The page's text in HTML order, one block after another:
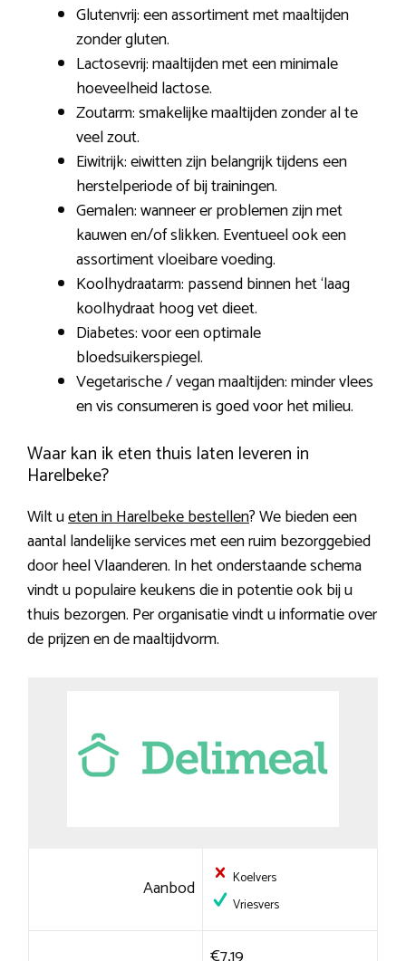
Glutenvrij: een assortiment met maaltijden
zonder gluten.
Lactosevrij: maaltijden met een minimale
hoeveelheid lactose.
Zoutarm: smakelijke maaltijden zonder al te
veel zout.
Eiwitrijk: eiwitten zijn belangrijk tijdens een
herstelperiode of bij trainingen.
Gemalen: wanneer er problemen zijn met
kauwen en/of slikken. Eventueel ook een
assortiment vloeibare voeding.
Koolhydraatarm: passend binnen het ‘laag
koolhydraat hoog vet dieet.
Diabetes: voor een optimale
bloedsuikerspiegel.
Vegetarische / vegan maaltijden: minder vlees
en vis consumeren is goed voor het milieu.
Waar kan ik eten thuis laten leveren in
Harelbeke?
Wilt ueten in Harelbeke bestellen? We bieden een
aantal landelijke services met een ruim bezorggebied
door heel Vlaanderen. In het onderstaande schema
vindt u populaire keukens die in potentie ook bij u
thuis bezorgen. Per organisatie vindt u informatie over
de prijzen en de maaltijdvorm.
Aanbod
Koelvers
Vriesvers